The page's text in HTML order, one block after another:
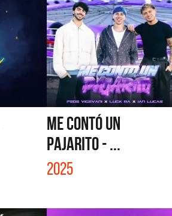
ME CONTÓ UN
PAJARITO - ...
2025